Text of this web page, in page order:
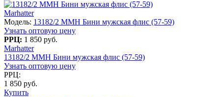
Marhatter
Модель: 13182/2 MMH Бини мужская флис (57-59)
Узнать оптовую цену
РРЦ: 1 850 руб.
Marhatter
13182/2 MMH Бини мужская флис (57-59)
Узнать оптовую цену
РРЦ:
1 850 руб.
Купить